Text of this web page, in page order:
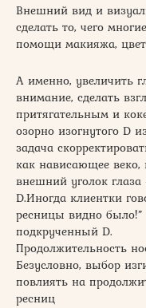
Внешний вид и
сделать то, чего
помощи макияжа,
А именно, увеличить
внимание, сделать
притягательным и
озорно изогнутого D
задача
как нависающее веко,
внешний уголок
D.Иногда клиентки
ресницы видно
подкрученный D.
Продолжительность
Безусловно, выбор
повлиять на
ресниц